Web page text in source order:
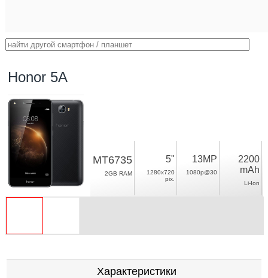
Honor 5A
MT6735
2GB RAM
5"
1280x720
pix.
13MP
1080p@30
2200
mAh
Li-Ion
Характеристики